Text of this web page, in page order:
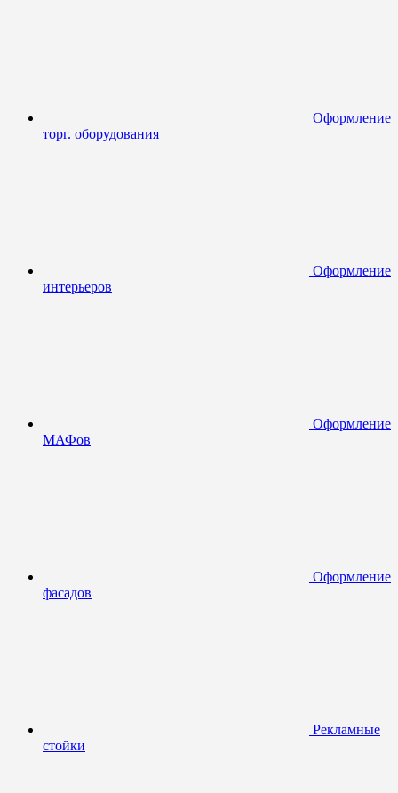
Оформление
торг. оборудования
Оформление
интерьеров
Оформление
МАФов
Оформление
фасадов
Рекламные
стойки